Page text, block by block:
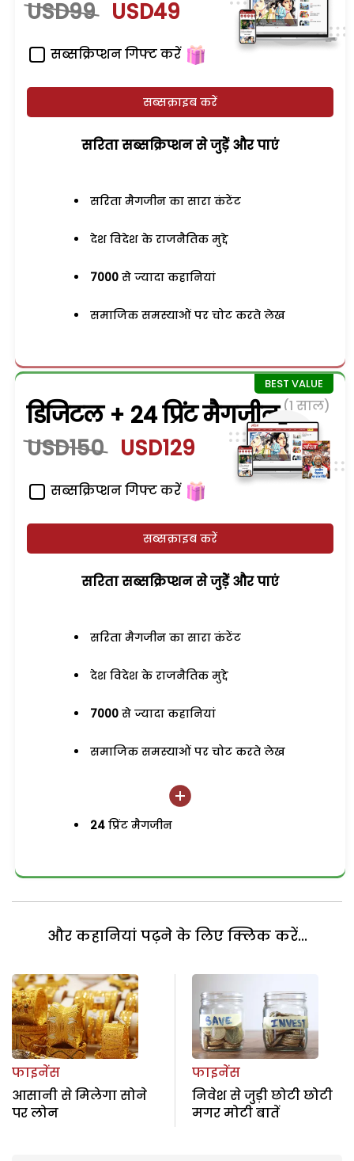
USD99 USD49
सब्सक्रिप्शन गिफ्ट करें
सब्सक्राइब करें
सरिता सब्सक्रिप्शन से जुड़ेें और पाएं
सरिता मैगजीन का सारा कंटेंट
देश विदेश के राजनैतिक मुद्दे
7000 से ज्यादा कहानियां
समाजिक समस्याओं पर चोट करते लेख
डिजिटल + 24 प्रिंट मैगजीन (1 साल)
USD150 USD129
सब्सक्रिप्शन गिफ्ट करें
सब्सक्राइब करें
सरिता सब्सक्रिप्शन से जुड़ेें और पाएं
सरिता मैगजीन का सारा कंटेंट
देश विदेश के राजनैतिक मुद्दे
7000 से ज्यादा कहानियां
समाजिक समस्याओं पर चोट करते लेख
24 प्रिंट मैगजीन
और कहानियां पढ़ने के लिए क्लिक करें...
फाइनेंस
आसानी से मिलेगा सोने
पर लोन
फाइनेंस
निवेश से जुड़ी छोटी छोटी
मगर मोटी बातें